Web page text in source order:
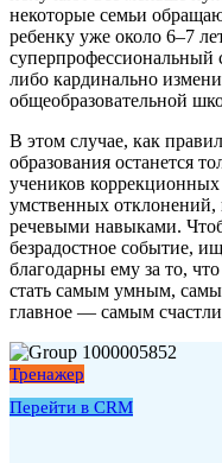
некоторые семьи
ребенку уже около 6–7
суперпрофессиональный
либо кардинально
общеобразовательной
В этом случае, как
образования останется
учеников
умственных
речевыми навыками.
безрадостное событие,
благодарны ему за то,
стать самым умным,
главное — самым
Тренажер
Перейти в CRM